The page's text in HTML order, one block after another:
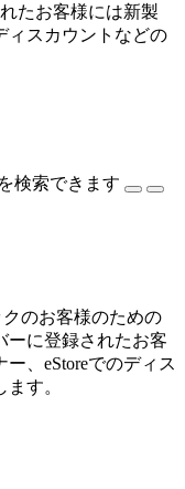
たお客様には新製
ィスカウントなどの
検索できます
クのお客様のための
ーに登録されたお客
、eStoreでのディス
す。